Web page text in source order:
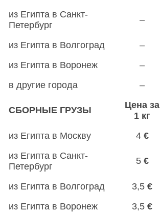
из Египта в Санкт-
Петербург
–
из Египта в Волгоград –
из Египта в Воронеж
–
в другие города
–
СБОРНЫЕ ГРУЗЫ
Цена за
1 кг
из Египта в Москву
4 €
из Египта в Санкт-
Петербург
5 €
из Египта в Волгоград 3,5 €
из Египта в Воронеж
3,5 €